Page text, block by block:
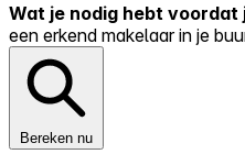
Wat je nodig hebt voordat
een erkend makelaar in je
Bereken nu